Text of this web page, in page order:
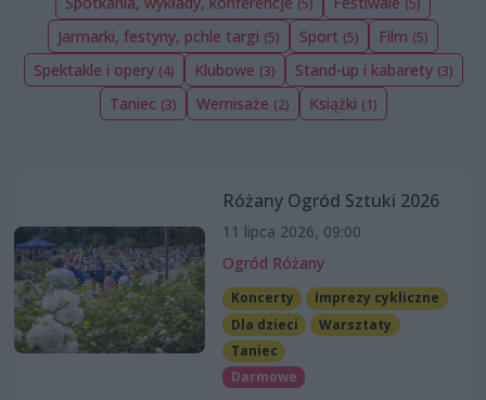
(5) (5)
Jarmarki, festyny, pchle targi (5) Sport (5) Film (5)
Spektakle i opery (4) Klubowe (3) Stand-up i kabarety (3)
Taniec (3) Wernisaże (2) Książki (1)
Różany Ogród Sztuki 2026
11 lipca 2026, 09:00
Ogród Różany
Koncerty
Imprezy cykliczne
Dla dzieci
Warsztaty
Taniec
Darmowe